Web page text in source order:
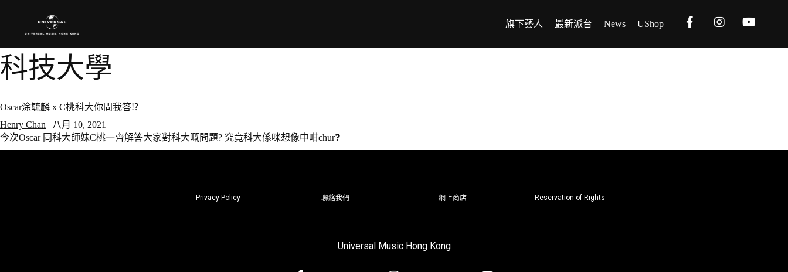
旗下藝人 最新派台 News UShop
科技大學
Oscar涂毓麟 x C桃科大你問我答⁉️
Henry Chan | 八月 10, 2021
今次Oscar 同科大師妹C桃一齊解答大家對科大嘅問題? 究竟科大係咪想像中咁chur❓
Privacy Policy 聯絡我們 網上商店 Reservation of Rights
Universal Music Hong Kong